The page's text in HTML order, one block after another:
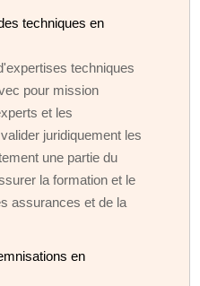
techniques en
techniques
pour mission
et les
juridiquement les
une partie du
la formation et le
assurances et de la
en